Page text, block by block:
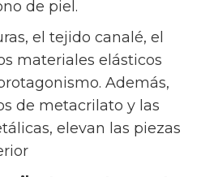
la operación bikini?
que marcan la
que esta temporada la
de matices,
retro con algunos